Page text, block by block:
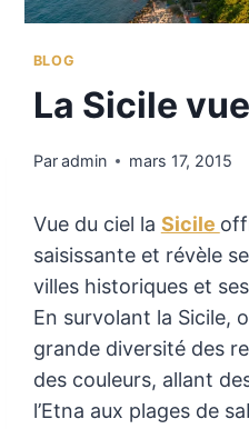
BLOG
La Sicile
Paradmin mars 17, 2015
Vue du ciel la Sicile
saisissante et révèle
villes historiques et
En survolant la Sicile,
grande diversité des
des couleurs, allant
l’Etna aux plages de